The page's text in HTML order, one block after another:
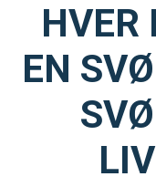
HVER
EN